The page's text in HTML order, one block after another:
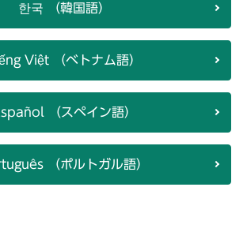
한국 （韓国語）
Việt （ベトナム語）
（スペイン語）
（ポルトガル語）